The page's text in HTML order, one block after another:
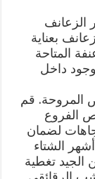
الزعانف
بعناية
المتاحة
داخل
المروحة. قم
الفروع
الاتجاهات لضمان
الشتاء
الجيد تغطية